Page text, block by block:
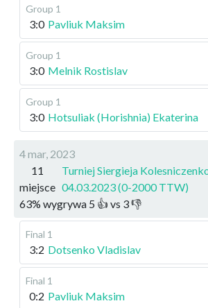
Group 1
3:0 Pavliuk Maksim
Group 1
3:0 Melnik Rostislav
Group 1
3:0 Hotsuliak (Horishnia) Ekaterina
4 mar, 2023
11
miejsce
Turniej Siergieja
04.03.2023 (0-2000 TTW)
63% wygrywa 5 👍 vs 3👎
Final 1
3:2 Dotsenko Vladislav
Final 1
0:2 Pavliuk Maksim